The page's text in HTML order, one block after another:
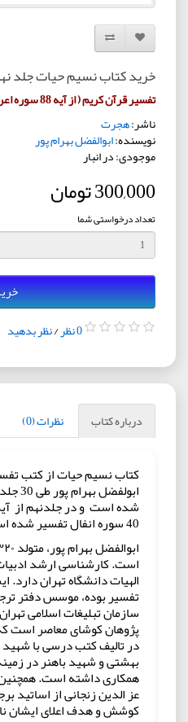
افزودن به لیست دلخواه
مقایسه این محصول
خرید کتاب نسیم حیات جلد
تفسیر قرآن کریم ( از آیه 88 سوره اعراف الی آیه 41 سوره انفال)
ناشر:هجرت
نویسنده:ابوالفضل بهرام پور
موجودی: در انبار
300,000 تومان
تعداد درخواستی شما
0 نظر /نظر بدهید
درباره کتاب نظرات (0)
کتاب نسیم حیات از کتب
40 سوره انفال تفسیر شده است.
است. کارشناسی ارشد
الهیات دانشگاه تهران
تفسیر بوده، موسس دفتر
سازمان تبلیغات اسلامی
پژوهان کوشای معاصر است
در تالیف کتب درسی با
بهشتی و شهید باهنر در
همکاری داشته است.
عز الدین زنجانی از اساتید
کوشش و هدف اعلای ایشان